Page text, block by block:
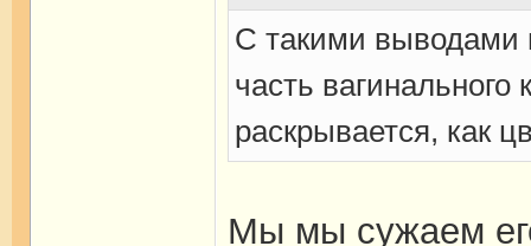
С такими выводами
часть вагинального
раскрывается, как
Мы мы сужаем